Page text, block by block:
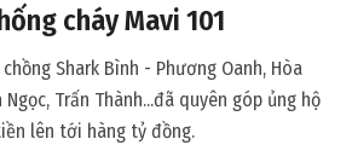
cháy Mavi 101
Shark Bình - Phương Oanh, Hòa
Ngọc, Trấn Thành...đã quyên góp ủng hộ
lên tới hàng tỷ đồng.